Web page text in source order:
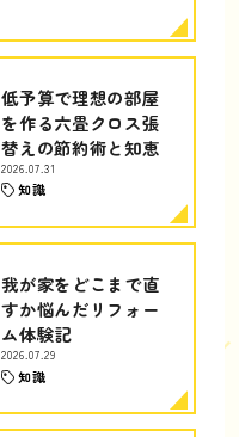
低予算で理想の部屋
を作る六畳クロス張
替えの節約術と知恵
2026.07.31
知識
我が家をどこまで直
すか悩んだリフォー
ム体験記
2026.07.29
知識